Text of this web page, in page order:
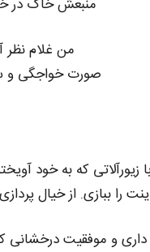
منبعش خاک در
من غلام
صورت خواجگی و
زیورآلاتی که به خود
را ببازی. از خیال
داری و موفقیت